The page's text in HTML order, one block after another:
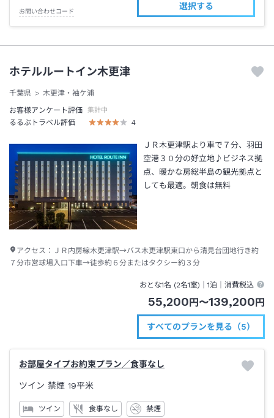
お問い合わせコード
選択する
ホテルルートイン木更津
千葉県
木更津・袖ケ浦
お客様アンケート評価
集計中
るるぶトラベル評価 4
ＪＲ木更津駅より車で７分、羽田
空港３０分の好立地♪ビジネス拠
点、暖かな房総半島の観光拠点と
しても最適。朝食は無料
アクセス： ＪＲ内房線木更津駅→バス木更津駅東口から清見台団地行き約
７分市営球場入口下車→徒歩約６分またはタクシー約３分
おとな1名 (2名1室)｜1泊 ｜消費税込
55,200円〜139,200円
すべてのプランを見る（5）
お部屋タイプお約束プラン／食事なし
ツイン 禁煙 19平米
ツイン 食事なし 禁煙